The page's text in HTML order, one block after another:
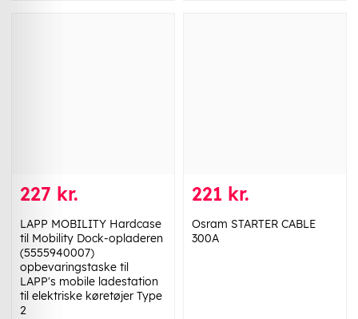
227 kr.
LAPP MOBILITY Hardcase
til Mobility Dock-opladeren
(5555940007)
opbevaringstaske til
LAPP's mobile ladestation
til elektriske køretøjer Type
2
221 kr.
Osram STARTER CABLE
300A